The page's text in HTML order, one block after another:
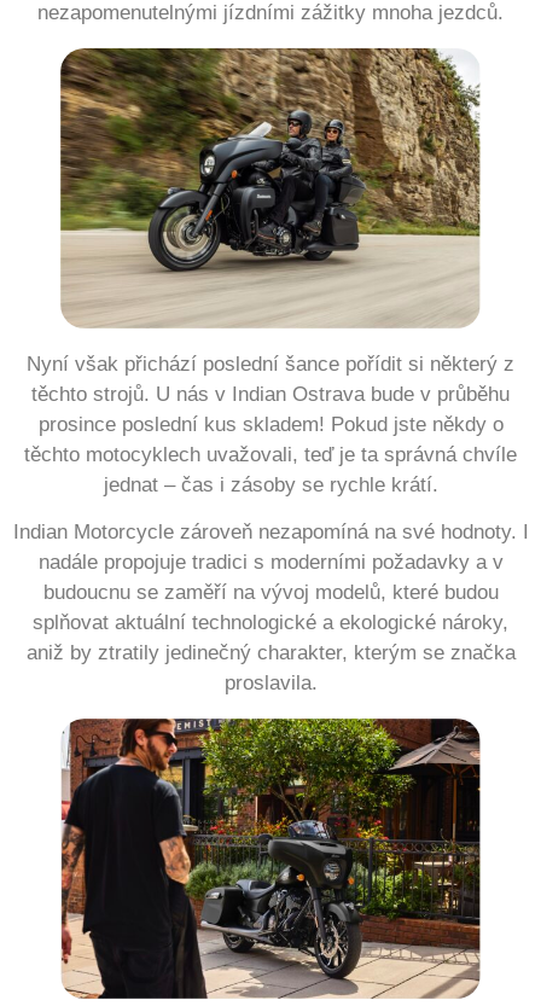
nezapomenutelnými jízdními zážitky mnoha jezdců.
Nyní však přichází poslední šance pořídit si některý z
těchto strojů. U nás v Indian Ostrava bude v průběhu
prosince poslední kus skladem! Pokud jste někdy o
těchto motocyklech uvažovali, teď je ta správná chvíle
jednat – čas i zásoby se rychle krátí.
Indian Motorcycle zároveň nezapomíná na své hodnoty. I
nadále propojuje tradici s moderními požadavky a v
budoucnu se zaměří na vývoj modelů, které budou
splňovat aktuální technologické a ekologické nároky,
aniž by ztratily jedinečný charakter, kterým se značka
proslavila.